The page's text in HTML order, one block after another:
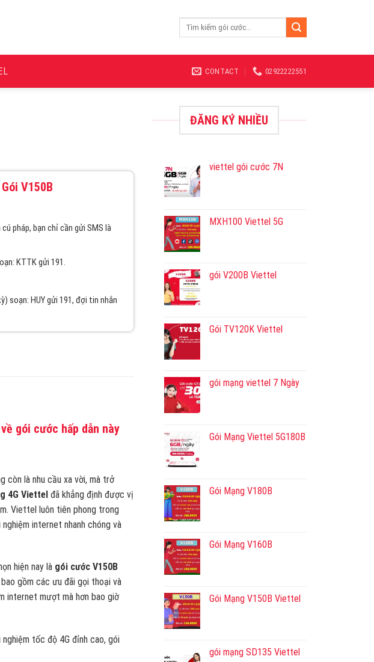
Tìm
CONTACT 02922222551
V150B
pháp, bạn chỉ cần gửi SMS là
KTTK gửi 191.
soạn: HUY gửi 191, đợi tin nhắn
gói cước hấp dẫn này
còn là nhu cầu xa vời, mà trở
4G Viettelđã khẳng định được vị
Viettel luôn tiên phong trong
internet nhanh chóng và
hiện nay là gói cước V150B
gồm các ưu đãi gọi thoại và
internet mượt mà hơn bao giờ
tốc độ 4G đỉnh cao, gói
ĐĂNG KÝ NHIỀU
viettel gói cước 7N
MXH100 Viettel 5G
gói V200B Viettel
Gói TV120K Viettel
gói mạng viettel 7 Ngày
Gói Mạng Viettel 5G180B
Gói Mạng V180B
Gói Mạng V160B
Gói Mạng V150B Viettel
gói mạng SD135 Viettel